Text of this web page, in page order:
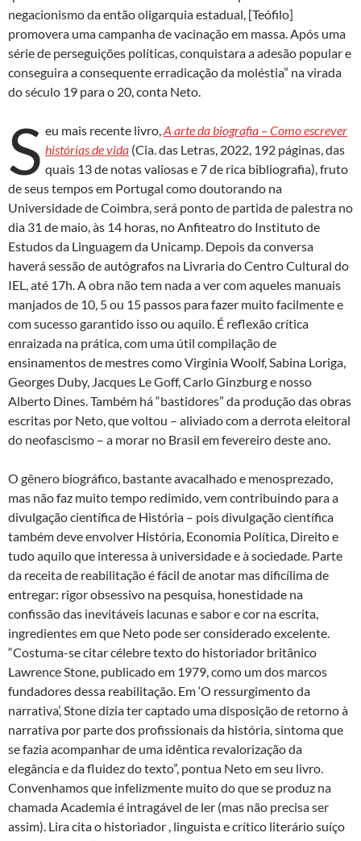
negacionismo da então oligarquia estadual, [Teófilo]
promovera uma campanha de vacinação em massa. Após uma
série de perseguições políticas, conquistara a adesão popular e
conseguira a consequente erradicação da moléstia” na virada
do século 19 para o 20, conta Neto.
S eu mais recente livro,A arte da biografia – Como escrever
histórias de vida (Cia. das Letras, 2022, 192 páginas, das
quais 13 de notas valiosas e 7 de rica bibliografia), fruto
de seus tempos em Portugal como doutorando na
Universidade de Coimbra, será ponto de partida de palestra no
dia 31 de maio, às 14 horas, no Anfiteatro do Instituto de
Estudos da Linguagem da Unicamp. Depois da conversa
haverá sessão de autógrafos na Livraria do Centro Cultural do
IEL, até 17h. A obra não tem nada a ver com aqueles manuais
manjados de 10, 5 ou 15 passos para fazer muito facilmente e
com sucesso garantido isso ou aquilo. É reflexão crítica
enraizada na prática, com uma útil compilação de
ensinamentos de mestres como Virginia Woolf, Sabina Loriga,
Georges Duby, Jacques Le Goff, Carlo Ginzburg e nosso
Alberto Dines. Também há “bastidores” da produção das obras
escritas por Neto, que voltou – aliviado com a derrota eleitoral
do neofascismo – a morar no Brasil em fevereiro deste ano.
O gênero biográfico, bastante avacalhado e menosprezado,
mas não faz muito tempo redimido, vem contribuindo para a
divulgação científica de História – pois divulgação científica
também deve envolver História, Economia Política, Direito e
tudo aquilo que interessa à universidade e à sociedade. Parte
da receita de reabilitação é fácil de anotar mas dificílima de
entregar: rigor obsessivo na pesquisa, honestidade na
confissão das inevitáveis lacunas e sabor e cor na escrita,
ingredientes em que Neto pode ser considerado excelente.
“Costuma-se citar célebre texto do historiador britânico
Lawrence Stone, publicado em 1979, como um dos marcos
fundadores dessa reabilitação. Em ‘O ressurgimento da
narrativa’, Stone dizia ter captado uma disposição de retorno à
narrativa por parte dos profissionais da história, sintoma que
se fazia acompanhar de uma idêntica revalorização da
elegância e da fluidez do texto”, pontua Neto em seu livro.
Convenhamos que infelizmente muito do que se produz na
chamada Academia é intragável de ler (mas não precisa ser
assim). Lira cita o historiador , linguista e crítico literário suíço